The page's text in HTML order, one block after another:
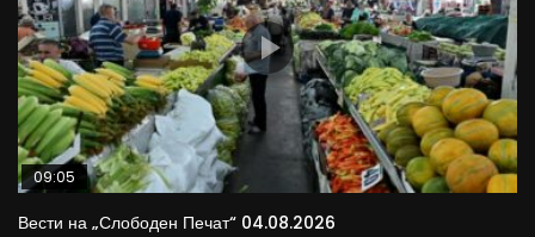
09:05
Вести на „Слободен Печат“ 04.08.2026